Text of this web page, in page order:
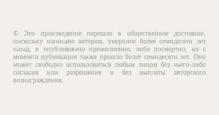
© Это произведение перешло в общественное достояние,
поскольку написано автором, умершим более семидесяти лет
назад, и опубликовано прижизненно, либо посмертно, но с
момента публикации также прошло более семидесяти лет. Оно
может свободно использоваться любым лицом без чьего-либо
согласия или разрешения и без выплаты авторского
вознаграждения.